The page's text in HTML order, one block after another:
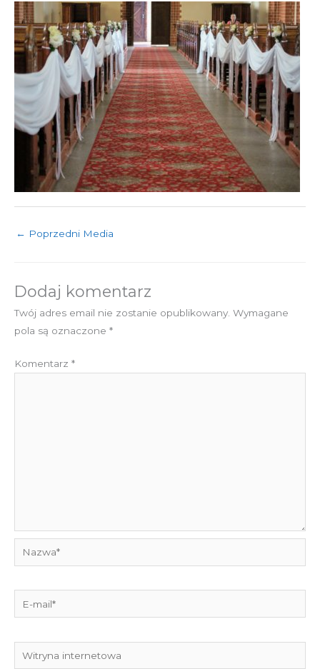
← Poprzedni Media
Dodaj komentarz
Twój adres email nie zostanie opublikowany. Wymagane
pola są oznaczone *
Komentarz *
mail*
Witryna